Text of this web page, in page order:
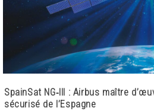
SpainSat NG‑III : Airbus maître
sécurisé de l’Espagne